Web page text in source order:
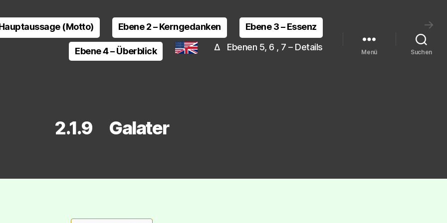
→
Hauptaussage (Motto) Ebene 2 – Kerngedanken Ebene 3 – Essenz
Ebene 4 – Überblick Δ Ebenen 5, 6 , 7 – Details Menü Suchen
2.1.9 Galater